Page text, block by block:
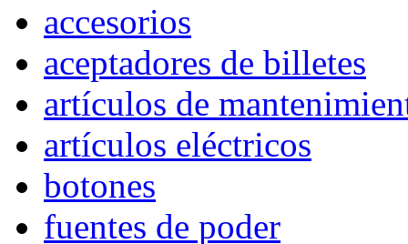
accesorios
aceptadores de billetes
artículos de
artículos eléctricos
botones
fuentes de poder